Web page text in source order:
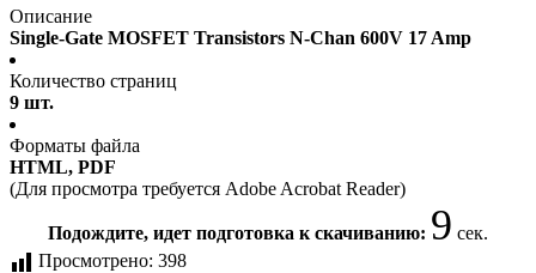
Описание
Single-Gate MOSFET Transistors N-Chan 600V 17 Amp
Количество страниц
9 шт.
Форматы файла
HTML, PDF
(Для просмотра требуется Adobe Acrobat Reader)
Подождите, идет подготовка к скачиванию: 9 сек.
Просмотрено: 398